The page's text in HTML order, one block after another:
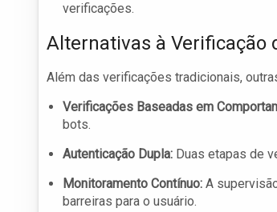
verificações.
Alternativas à Verificação
Além das verificações tradicionais,
Verificações Baseadas em
bots.
Autenticação Dupla: Duas etapas de
Monitoramento Contínuo: A
barreiras para o usuário.